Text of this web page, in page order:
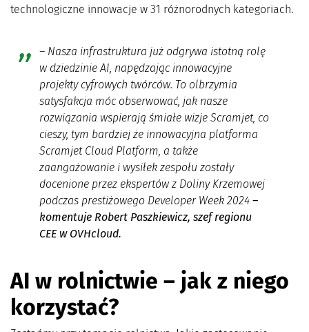
technologiczne innowacje w 31 różnorodnych kategoriach.
– Nasza infrastruktura już odgrywa istotną rolę
w dziedzinie AI, napędzając innowacyjne
projekty cyfrowych twórców. To olbrzymia
satysfakcja móc obserwować, jak nasze
rozwiązania wspierają śmiałe wizje Scramjet, co
cieszy, tym bardziej że innowacyjna platforma
Scramjet Cloud Platform, a także
zaangażowanie i wysiłek zespołu zostały
docenione przez ekspertów z Doliny Krzemowej
podczas prestiżowego Developer Week 2024 –
komentuje Robert Paszkiewicz, szef regionu
CEE w OVHcloud.
AI w rolnictwie – jak z niego
korzystać?